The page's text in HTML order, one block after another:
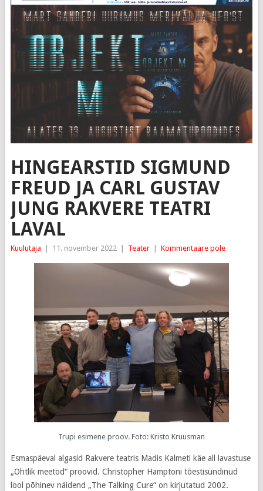
HINGEARSTID SIGMUND
FREUD JA CARL GUSTAV
JUNG RAKVERE TEATRI
LAVAL
Kuulutaja 11. november 2022 Teater Kommentaare pole
Trupi esimene proov. Foto: Kristo Kruusman
Esmaspäeval algasid Rakvere teatris Madis Kalmeti käe all lavastuse
„Ohtlik meetod“ proovid. Christopher Hamptoni tõestisündinud
lool põhinev näidend „The Talking Cure“ on kirjutatud 2002.